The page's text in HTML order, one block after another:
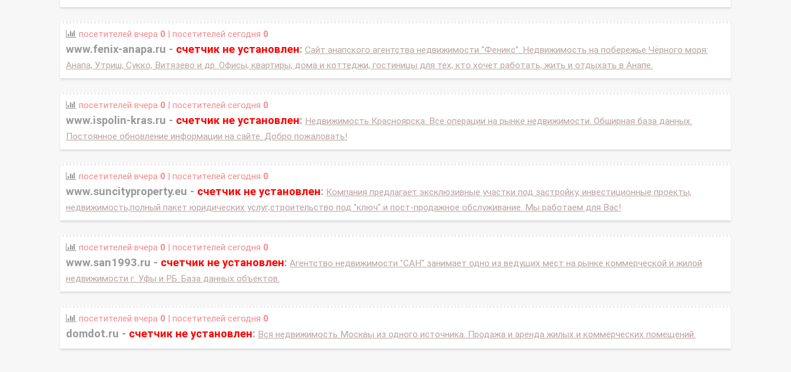
посетителей вчера 0 | посетителей сегодня 0
www.fenix-anapa.ru - счетчик не установлен: Сайт анапского агентства недвижимости "Феникс". Недвижимость на побережье Чёрного моря:
Анапа, Утриш, Сукко, Витязево и др. Офисы, квартиры, дома и коттеджи, гостиницы для тех, кто хочет работать, жить и отдыхать в Анапе.
посетителей вчера 0 | посетителей сегодня 0
www.ispolin-kras.ru - счетчик не установлен: Недвижимость Красноярска. Все операции на рынке недвижимости. Обширная база данных.
Постоянное обновление информации на сайте. Добро пожаловать!
посетителей вчера 0 | посетителей сегодня 0
www.suncityproperty.eu - счетчик не установлен: Компания предлагает эксклюзивные участки под застройку, инвестиционные проекты,
недвижимость,полный пакет юридических услуг,строительство под "ключ" и пост-продажное обслуживание. Мы работаем для Вас!
посетителей вчера 0 | посетителей сегодня 0
www.san1993.ru - счетчик не установлен: Агентство недвижимости "САН" занимает одно из ведущих мест на рынке коммерческой и жилой
недвижимости г. Уфы и РБ. База данных объектов.
посетителей вчера 0 | посетителей сегодня 0
domdot.ru - счетчик не установлен: Вся недвижимость Москвы из одного источника. Продажа и аренда жилых и коммерческих помещений.